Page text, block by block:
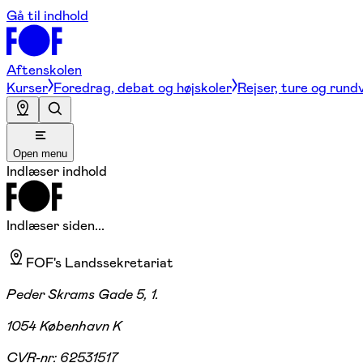
Gå til indhold
Aftenskolen
Kurser Foredrag, debat og højskoler Rejser, ture og
Open menu
Indlæser indhold
Indlæser siden...
FOF's Landssekretariat
Peder Skrams Gade 5, 1.
1054 København K
CVR-nr: 62531517